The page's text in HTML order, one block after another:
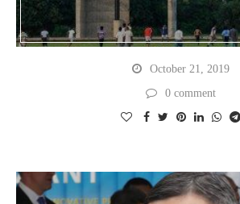
October 21, 2019
0 comment